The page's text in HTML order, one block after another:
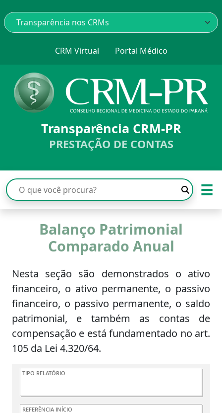
CRM Virtual Portal Médico
Transparência CRM-PR
PRESTAÇÃO DE CONTAS
☰
Balanço Patrimonial
Comparado Anual
Nesta seção são demonstrados o ativo
financeiro, o ativo permanente, o passivo
financeiro, o passivo permanente, o saldo
patrimonial, e também as contas de
compensação e está fundamentado no art.
105 da Lei 4.320/64.